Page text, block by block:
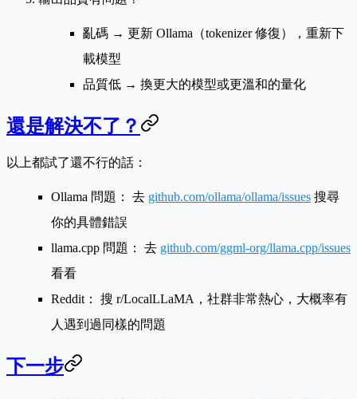
亂碼 → 更新 Ollama（tokenizer 修復），重新下
載模型
品質低 → 換更大的模型或更溫和的量化
還是解決不了？
以上都試了還不行的話：
Ollama 問題： 去 github.com/ollama/ollama/issues 搜尋
你的具體錯誤
llama.cpp 問題：
去 github.com/ggml-org/llama.cpp/issues
看看
Reddit：
搜 r/LocalLLaMA，社群非常熱心，大概率有
人遇到過同樣的問題
下一步